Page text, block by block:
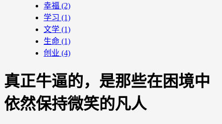
幸福 (2)
学习 (1)
文学 (1)
生命 (1)
创业 (4)
真正牛逼的，是那些在困境中
依然保持微笑的凡人